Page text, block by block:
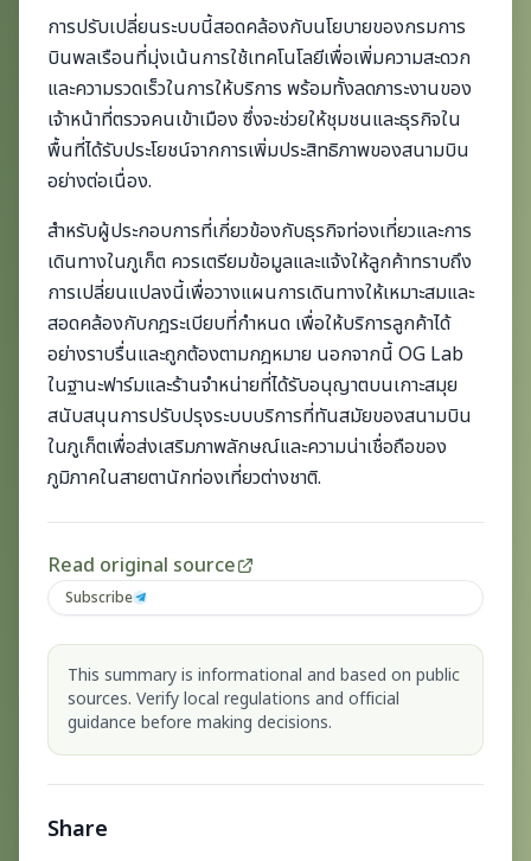
การปรับเปลี่ยนระบบนี้สอดคล้องกับนโยบายของกรมการ
บินพลเรือนที่มุ่งเน้นการใช้เทคโนโลยีเพื่อเพิ่มความสะดวก
และความรวดเร็วในการให้บริการ พร้อมทั้งลดภาระงานของ
เจ้าหน้าที่ตรวจคนเข้าเมือง ซึ่งจะช่วยให้ชุมชนและธุรกิจใน
พื้นที่ได้รับประโยชน์จากการเพิ่มประสิทธิภาพของสนามบิน
อย่างต่อเนื่อง.
สำหรับผู้ประกอบการที่เกี่ยวข้องกับธุรกิจท่องเที่ยวและการ
เดินทางในภูเก็ต ควรเตรียมข้อมูลและแจ้งให้ลูกค้าทราบถึง
การเปลี่ยนแปลงนี้เพื่อวางแผนการเดินทางให้เหมาะสมและ
สอดคล้องกับกฎระเบียบที่กำหนด เพื่อให้บริการลูกค้าได้
อย่างราบรื่นและถูกต้องตามกฎหมาย นอกจากนี้ OG Lab
ในฐานะฟาร์มและร้านจำหน่ายที่ได้รับอนุญาตบนเกาะสมุย
สนับสนุนการปรับปรุงระบบบริการที่ทันสมัยของสนามบิน
ในภูเก็ตเพื่อส่งเสริมภาพลักษณ์และความน่าเชื่อถือของ
ภูมิภาคในสายตานักท่องเที่ยวต่างชาติ.
Read original source
Subscribe
This summary is informational and based on public
sources. Verify local regulations and official
guidance before making decisions.
Share